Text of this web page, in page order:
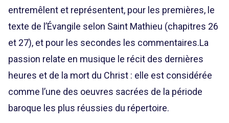
entremêlent et représentent, pour les premières, le
texte de l’Évangile selon Saint Mathieu (chapitres 26
et 27), et pour les secondes les commentaires.La
passion relate en musique le récit des dernières
heures et de la mort du Christ : elle est considérée
comme l’une des oeuvres sacrées de la période
baroque les plus réussies du répertoire.